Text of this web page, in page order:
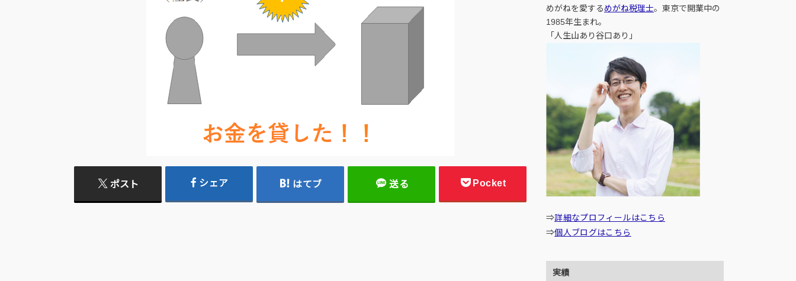
ポスト シェア はてブ 送る Pocket
めがねを愛するめがね税理士。東京で開業中の
1985年生まれ。
「人生山あり谷口あり」
⇒詳細なプロフィールはこちら
⇒個人ブログはこちら
実績